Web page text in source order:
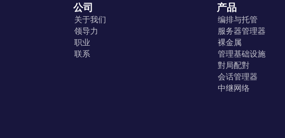
公司
关于我们
领导力
职业
联系
产品
编排与托管
服务器管理器
裸金属
管理基础设施
對局配對
会话管理器
中继网络